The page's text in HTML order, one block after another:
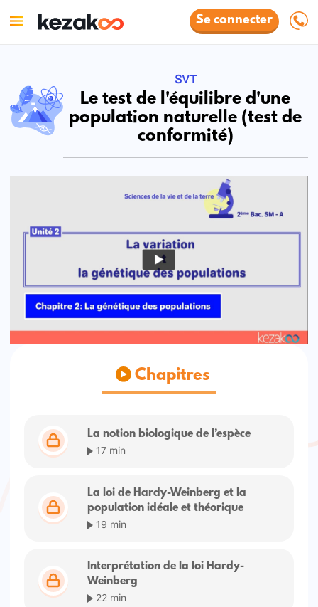
Se connecter
SVT
Le test de l'équilibre d'une
population naturelle (test de
conformité)
Chapitres
La notion biologique de l’espèce
17 min
La loi de Hardy-Weinberg et la
population idéale et théorique
19 min
Interprétation de la loi Hardy-
Weinberg
22 min